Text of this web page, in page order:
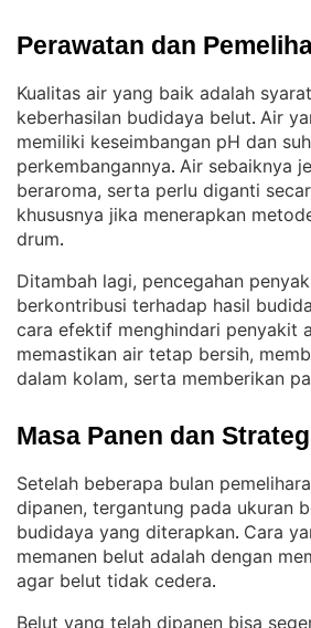
Perawatan dan
Kualitas air yang baik adalah
keberhasilan budidaya belut. Air
memiliki keseimbangan pH dan
perkembangannya. Air sebaiknya
beraroma, serta perlu diganti
khususnya jika menerapkan
drum.
Ditambah lagi, pencegahan
berkontribusi terhadap hasil
cara efektif menghindari penyakit
memastikan air tetap bersih,
dalam kolam, serta memberikan
Masa Panen dan
Setelah beberapa bulan
dipanen, tergantung pada ukuran
budidaya yang diterapkan. Cara
memanen belut adalah dengan
agar belut tidak cedera.
Belut yang telah dipanen bisa